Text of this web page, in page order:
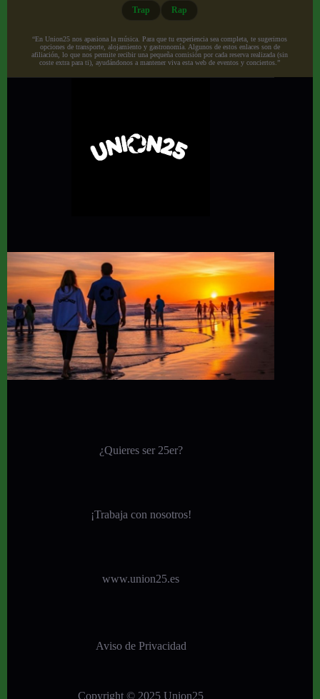
Trap Rap
“En Union25 nos apasiona la música. Para que tu experiencia sea completa, te sugerimos
opciones de transporte, alojamiento y gastronomía. Algunos de estos enlaces son de
afiliación, lo que nos permite recibir una pequeña comisión por cada reserva realizada (sin
coste extra para ti), ayudándonos a mantener viva esta web de eventos y conciertos.”
¿Quieres ser 25er?
¡Trabaja con nosotros!
www.union25.es
Aviso de Privacidad
Copyright © 2025 Union25